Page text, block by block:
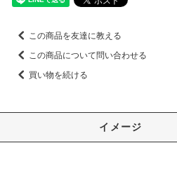
この商品を友達に教える
この商品について問い合わせる
買い物を続ける
イメージ